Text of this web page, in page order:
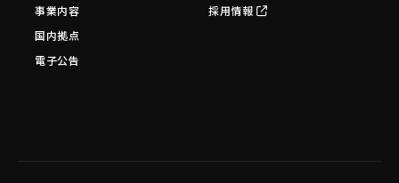
事業内容
国内拠点
電子公告
採用情報